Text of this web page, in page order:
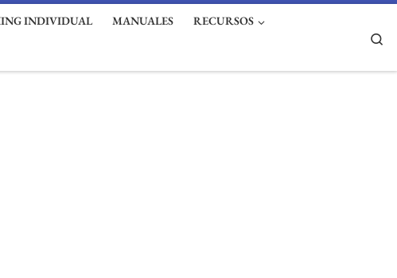
INDIVIDUAL MANUALES RECURSOS